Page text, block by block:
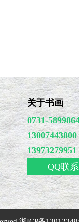
关于书画
0731-
13007443800
13973279951
QQ联系